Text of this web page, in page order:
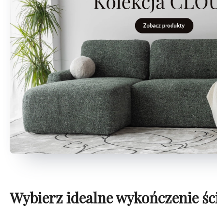
Wybierz idealne wykończenie